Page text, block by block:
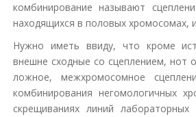
комбинирование называют
находящихся в половых хромосомах,
Нужно иметь ввиду, что кроме
внешне сходные со сцеплением, нот
ложное, межхромосомное
комбинирования негомологичных
скрещиваниях линий